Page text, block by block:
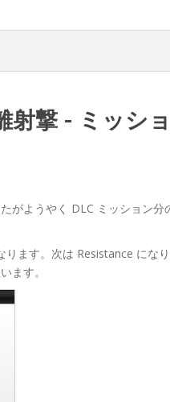
射撃 - ミッシ
がようやく DLC ミッション分
ます。次は Resistance にな
ます。